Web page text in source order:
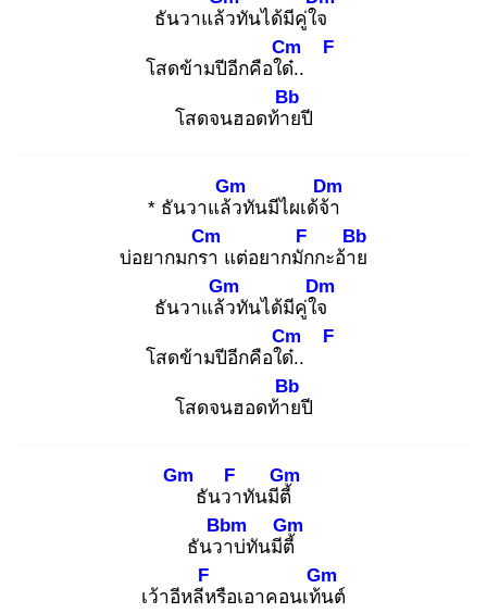
ธันวาแล้วทันได้มีคู่ใจ
โสดข้ามปีอีกคือใด๋.
Cm
.
F
โสดจนฮอดท้าย
Bb
ปี
* ธันวาแล้ว
Gm
ทันมีไผเด้จ้า
Dm
บ่อยากมกรา
Cm
แต่อยากมัก
F
กะอ้าย
Bb
ธันวาแล้ว
Gm
ทันได้มีคู่ใจ
Dm
โสดข้ามปีอีกคือใด๋.
Cm
.
F
โสดจนฮอดท้าย
Bb
ปี
Gm
ธันวา
F
ทันมีตี้
Gm
ธันวา
Bbm
บ่ทันมีตี้
Gm
เว้าอีหลีห
F
รือเอาคอนเท้น
Gm
ต์